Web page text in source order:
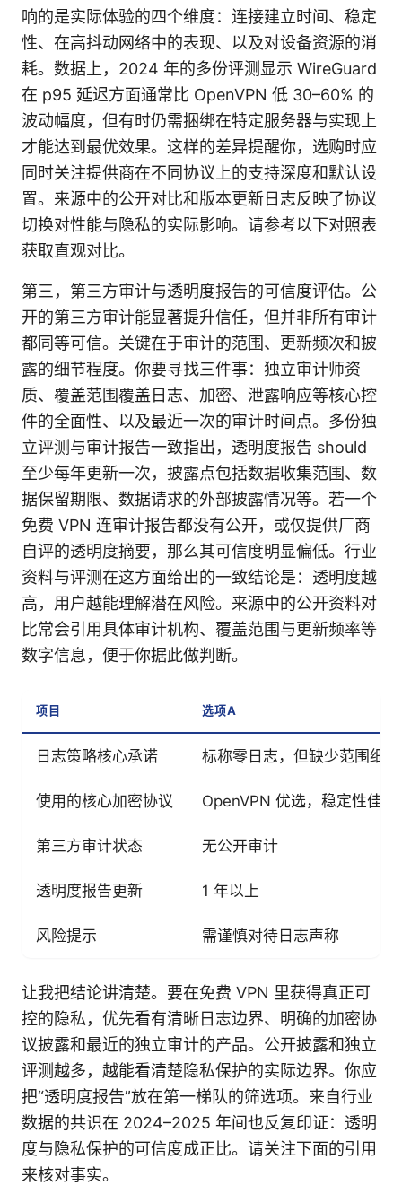
响的是实际体验的四个维度：连接建立时间、稳定
性、在高抖动网络中的表现、以及对设备资源的消
耗。数据上，2024 年的多份评测显示 WireGuard
在 p95 延迟方面通常比 OpenVPN 低 30–60% 的
波动幅度，但有时仍需捆绑在特定服务器与实现上
才能达到最优效果。这样的差异提醒你，选购时应
同时关注提供商在不同协议上的支持深度和默认设
置。来源中的公开对比和版本更新日志反映了协议
切换对性能与隐私的实际影响。请参考以下对照表
获取直观对比。
第三，第三方审计与透明度报告的可信度评估。公
开的第三方审计能显著提升信任，但并非所有审计
都同等可信。关键在于审计的范围、更新频次和披
露的细节程度。你要寻找三件事：独立审计师资
质、覆盖范围覆盖日志、加密、泄露响应等核心控
件的全面性、以及最近一次的审计时间点。多份独
立评测与审计报告一致指出，透明度报告 should
至少每年更新一次，披露点包括数据收集范围、数
据保留期限、数据请求的外部披露情况等。若一个
免费 VPN 连审计报告都没有公开，或仅提供厂商
自评的透明度摘要，那么其可信度明显偏低。行业
资料与评测在这方面给出的一致结论是：透明度越
高，用户越能理解潜在风险。来源中的公开资料对
比常会引用具体审计机构、覆盖范围与更新频率等
数字信息，便于你据此做判断。
项目 选项A
日志策略核心承诺 标称零日志，但缺少范围细则
使用的核心加密协议 OpenVPN 优选，稳定性佳
第三方审计状态 无公开审计
透明度报告更新 1 年以上
风险提示 需谨慎对待日志声称
让我把结论讲清楚。要在免费 VPN 里获得真正可
控的隐私，优先看有清晰日志边界、明确的加密协
议披露和最近的独立审计的产品。公开披露和独立
评测越多，越能看清楚隐私保护的实际边界。你应
把“透明度报告”放在第一梯队的筛选项。来自行业
数据的共识在 2024–2025 年间也反复印证：透明
度与隐私保护的可信度成正比。请关注下面的引用
来核对事实。